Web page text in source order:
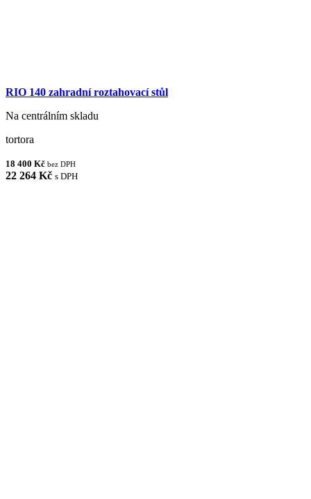
RIO 140 zahradní roztahovací stůl
Na centrálním skladu
tortora
18 400 Kč bez DPH
22 264 Kč s DPH